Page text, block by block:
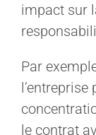
impact sur
Par
l’entreprise
le contrat